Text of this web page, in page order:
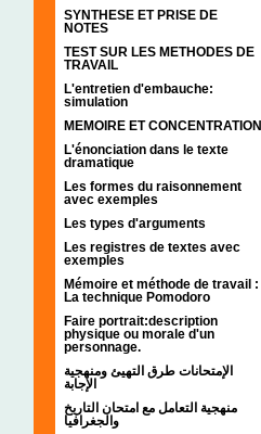
SYNTHESE ET PRISE DE
NOTES
TEST SUR LES METHODES DE
TRAVAIL
L'entretien d'embauche:
simulation
MEMOIRE ET CONCENTRATION
L'énonciation dans le texte
dramatique
Les formes du raisonnement
avec exemples
Les types d'arguments
Les registres de textes avec
exemples
Mémoire et méthode de travail :
La technique Pomodoro
Faire portrait:description
physique ou morale d'un
personnage.
الإمتحانات طرق التهيئ ومنهجية
الإجابة
منهجية التعامل مع امتحان التاريخ
والجغرافيا